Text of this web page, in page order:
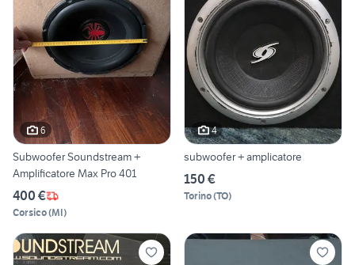
6
Subwoofer Soundstream +
Amplificatore Max Pro 401
400 €
Corsico(MI)
4
subwoofer + amplicatore
150 €
Torino(TO)